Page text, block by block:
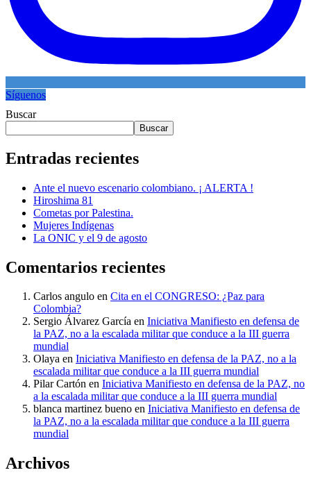
Síguenos
Buscar
Buscar
Entradas recientes
Ante el nuevo escenario colombiano. ¡ ALERTA !
Hiroshima 81
Cometas por Palestina.
Mujeres Indígenas
La ONIC y el 9 de agosto
Comentarios recientes
Carlos angulo en Cita en el CONGRESO: ¿Paz para
Colombia?
Sergio Álvarez García en Iniciativa Manifiesto en defensa de
la PAZ, no a la escalada militar que conduce a la III guerra
mundial
Olaya en Iniciativa Manifiesto en defensa de la PAZ, no a la
escalada militar que conduce a la III guerra mundial
Pilar Cartón en Iniciativa Manifiesto en defensa de la PAZ, no
a la escalada militar que conduce a la III guerra mundial
blanca martinez bueno en Iniciativa Manifiesto en defensa de
la PAZ, no a la escalada militar que conduce a la III guerra
mundial
Archivos